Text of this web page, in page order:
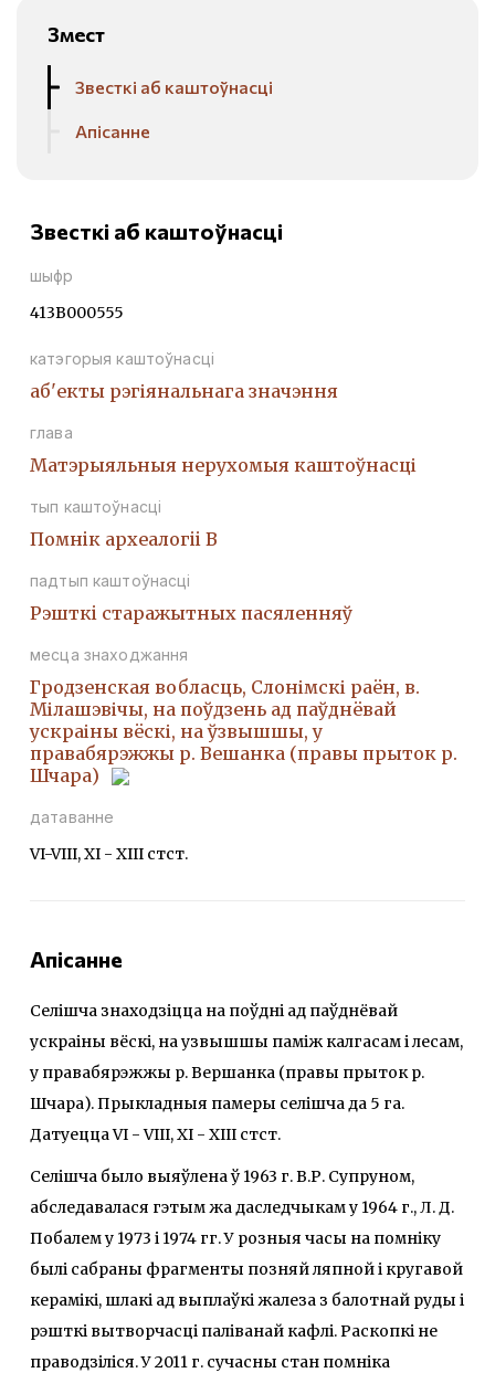
Змест
Звесткі аб каштоўнасці
Апісанне
Звесткі аб каштоўнасці
шыфр
413В000555
катэгорыя каштоўнасці
аб'екты рэгіянальнага значэння
глава
Матэрыяльныя нерухомыя каштоўнасці
тып каштоўнасці
Помнiк археалогii В
падтып каштоўнасці
Рэшткi старажытных пасяленняў
месца знаходжання
Гродзенская вобласць, Слонімскі раён, в.
Мілашэвічы, на поўдзень ад паўднёвай
ускраіны вёскі, на ўзвышшы, у
правабярэжжы р. Вешанка (правы прыток р.
Шчара)
датаванне
VI-VIII, XI - XIII стст.
Апісанне
Селішча знаходзіцца на поўдні ад паўднёвай
ускраіны вёскі, на узвышшы паміж калгасам і лесам,
у правабярэжжы р. Вершанка (правы прыток р.
Шчара). Прыкладныя памеры селішча да 5 га.
Датуецца VI - VIII, XI - XIII стст.
Селішча было выяўлена ў 1963 г. В.Р. Супруном,
абследавалася гэтым жа даследчыкам у 1964 г., Л. Д.
Побалем у 1973 і 1974 гг. У розныя часы на помніку
былі сабраны фрагменты позняй ляпной і кругавой
керамікі, шлакі ад выплаўкі жалеза з балотнай руды і
рэшткі вытворчасці паліванай кафлі. Раскопкі не
праводзіліся. У 2011 г. сучасны стан помніка